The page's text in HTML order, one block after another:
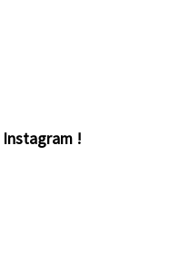
Instagram !